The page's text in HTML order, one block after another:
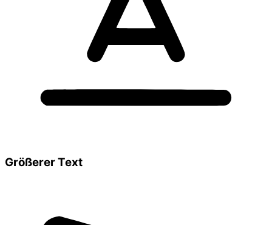
Größerer Text